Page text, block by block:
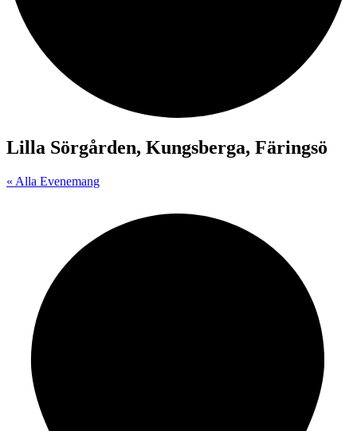
Lilla Sörgården, Kungsberga, Färingsö
« Alla Evenemang